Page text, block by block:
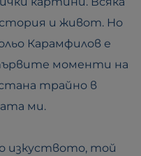
и живот. Но
Карамфилов е
моменти на
трайно в
ми.
изкуството, той